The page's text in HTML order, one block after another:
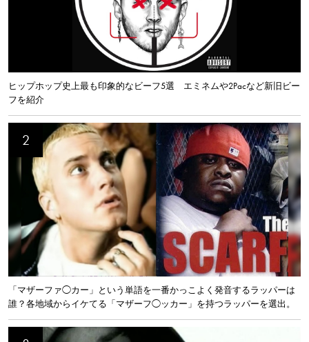
ヒップホップ史上最も印象的なビーフ5選 エミネムや2Pacなど新旧ビー
フを紹介
「マザーファ◯カー」という単語を一番かっこよく発音するラッパーは
誰？各地域からイケてる「マザーフ◯ッカー」を持つラッパーを選出。